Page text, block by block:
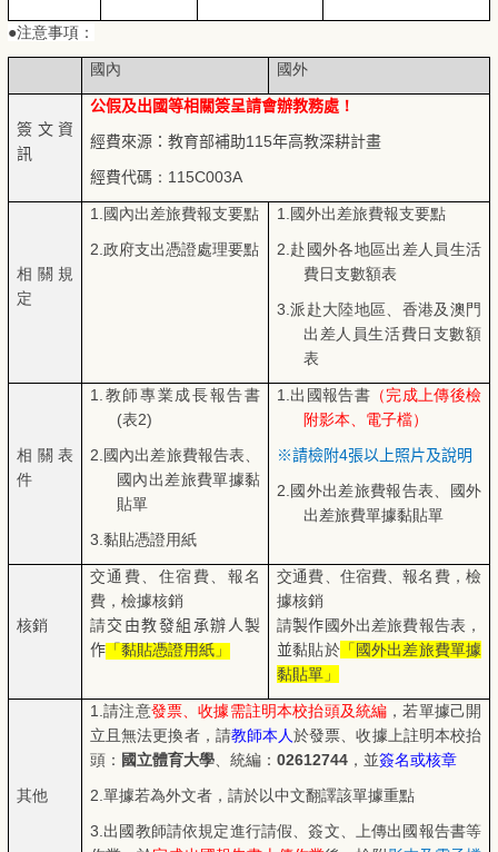
●注意事項：
國內 國外
簽文資
訊
公假及出國等相關簽呈請會辦教務處 ！
經費來源：教育部補助115年高教深耕計畫
經費代碼 ：115C003A
相關規
定
1.國內出差旅費報支要點
2.政府支出憑證處理要點
1.國外出差旅費報支要點
2.赴國外各地區出差人員生活
費日支數額表
3.派赴大陸地區、香港及澳門
出差人員生活費日支數額
表
相關表
件
1.教師專業成長報告書
(表2)
2.國內出差旅費報告表、
國內出差旅費單據黏
貼單
3.黏貼憑證用紙
1.出國報告書 （完成上傳後檢
附影本、電子檔）
※請檢附4張以上照片及說明
2.國外出差旅費報告表、國外
出差旅費單據黏貼單
核銷
交通費、住宿費、報名
費，檢據核銷
請交由教發組承辦人製
作 「黏貼憑證用紙」
交通費、住宿費、報名費，檢
據核銷
請製作國外出差旅費報告表，
並黏貼於「國外出差旅費單據
黏貼單」
其他
1.請注意發票、收據需註明本校抬頭及統編 ，若單據己開
立且無法更換者，請教師本人於發票、收據上註明本校抬
頭： 國立體育大學、統編： 02612744 ，並簽名或核章
2.單據若為外文者，請於以中文翻譯該單據重點
3.出國教師請依規定進行請假、簽文、上傳出國報告書等